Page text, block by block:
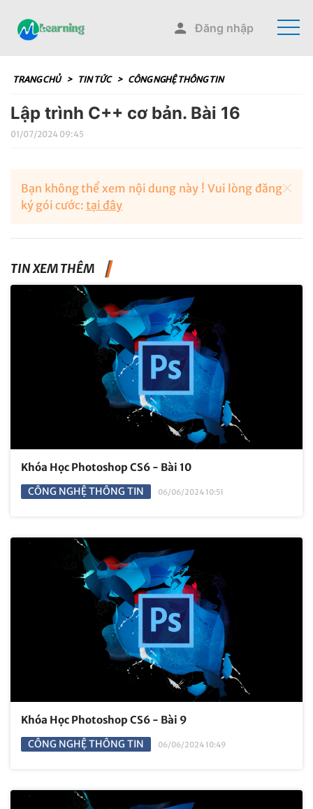
Đăng nhập
TRANG CHỦ > TIN TỨC > CÔNG NGHỆ THÔNG TIN
Lập trình C++ cơ bản. Bài 16
01/07/2024 09:45
Bạn không thể xem nội dung này ! Vui lòng đăng
ký gói cước: tại đây
TIN XEM THÊM
Khóa Học Photoshop CS6 - Bài 10
CÔNG NGHỆ THÔNG TIN 06/06/2024 10:51
Khóa Học Photoshop CS6 - Bài 9
CÔNG NGHỆ THÔNG TIN 06/06/2024 10:49